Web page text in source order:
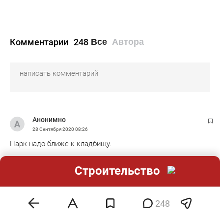
Комментарии 248 Все Автора
Анонимно
28 Сентября 2020 08:26
Парк надо ближе к кладбищу.
Ответить
248
Строительство